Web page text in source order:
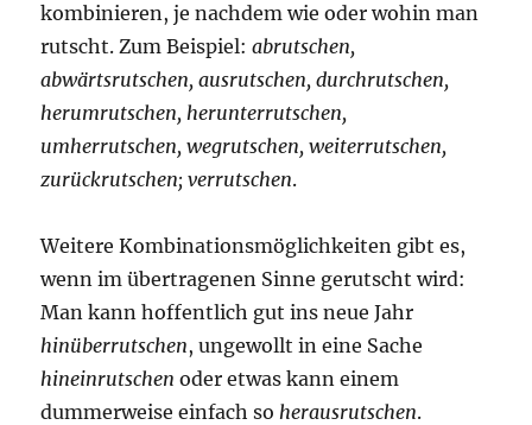
kombinieren, je nachdem wie oder wohin man
rutscht. Zum Beispiel:abrutschen,
abwärtsrutschen, ausrutschen, durchrutschen,
herumrutschen, herunterrutschen,
umherrutschen, wegrutschen, weiterrutschen,
zurückrutschen; verrutschen.
Weitere Kombinationsmöglichkeiten gibt es,
wenn im übertragenen Sinne gerutscht wird:
Man kann hoffentlich gut ins neue Jahr
hinüberrutschen, ungewollt in eine Sache
hineinrutschen oder etwas kann einem
dummerweise einfach soherausrutschen.